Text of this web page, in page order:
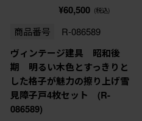
¥60,500 (税込)
商品番号 R-086589
ヴィンテージ建具 昭和後
期 明るい木色とすっきりと
した格子が魅力の擦り上げ雪
見障子戸4枚セット (R-
086589)